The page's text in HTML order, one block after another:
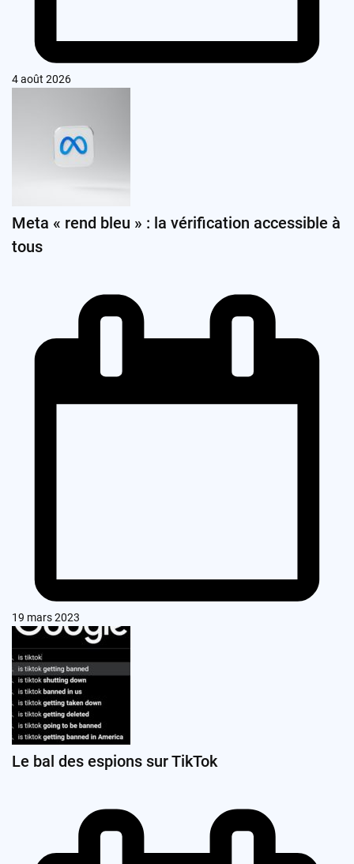
4 août 2026
Meta « rend bleu » : la vérification accessible à
tous
19 mars 2023
Le bal des espions sur TikTok